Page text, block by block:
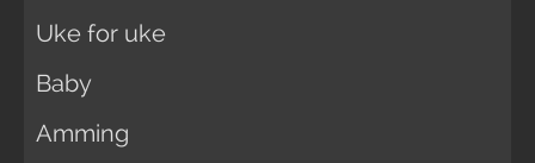
Uke for uke
Baby
Amming